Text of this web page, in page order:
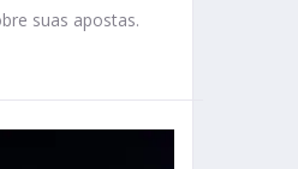
suas apostas.